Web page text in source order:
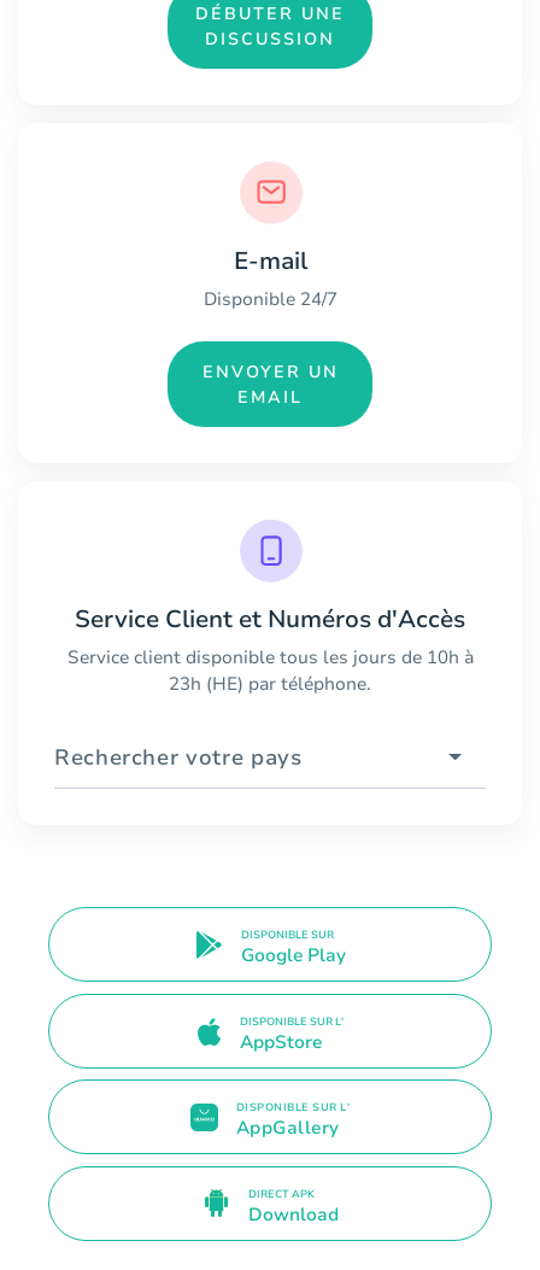
DÉBUTER UNE
DISCUSSION
E-mail
Disponible 24/7
ENVOYER UN
EMAIL
Service Client et Numéros d'Accès
Service client disponible tous les jours de 10h à
23h (HE) par téléphone.
Rechercher votre pays
DISPONIBLE SUR
Google Play
DISPONIBLE SUR L'
AppStore
DISPONIBLE SUR L'
AppGallery
DIRECT APK
Download